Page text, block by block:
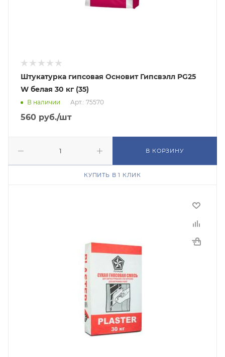
Штукатурка гипсовая Основит Гипсвэлл PG25
W белая 30 кг (35)
В наличии Арт.: 75570
560 руб./шт
В КОРЗИНУ
КУПИТЬ В 1 КЛИК